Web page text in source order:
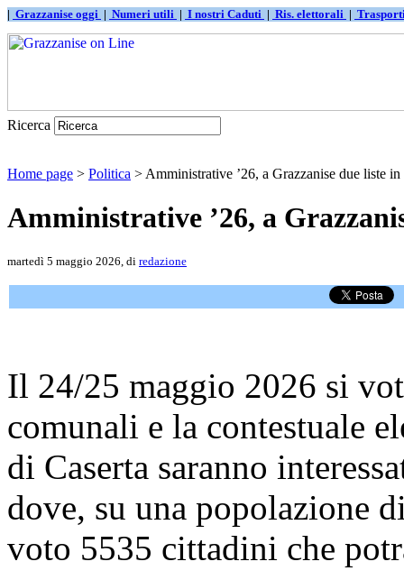
| Grazzanise oggi | Numeri utili | I nostri Caduti | Ris. elettorali |
Ricerca
Home page > Politica > Amministrative ’26, a Grazzanise due liste in
Amministrative ’26, a
martedì 5 maggio 2026, di redazione
Il 24/25 maggio 2026 si
comunali e la contestuale
di Caserta saranno
dove, su una popolazione
voto 5535 cittadini che